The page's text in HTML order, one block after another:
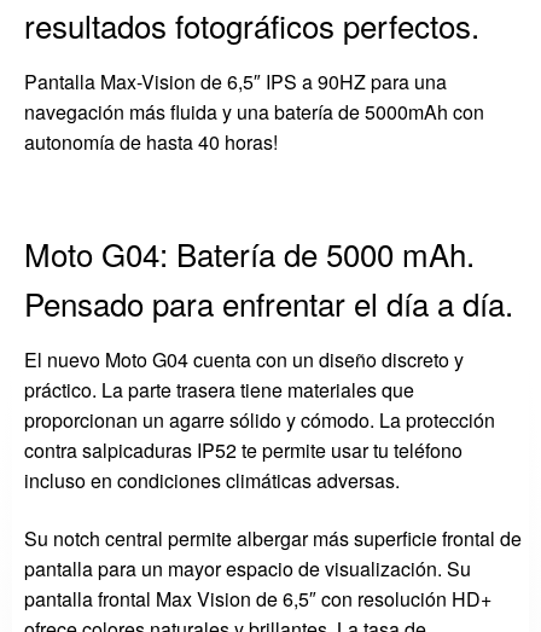
resultados fotográficos perfectos.
Pantalla Max-Vision de 6,5″ IPS a 90HZ para una
navegación más fluida y una batería de 5000mAh con
autonomía de hasta 40 horas!
Moto G04: Batería de 5000 mAh.
Pensado para enfrentar el día a día.
El nuevo Moto G04 cuenta con un diseño discreto y
práctico. La parte trasera tiene materiales que
proporcionan un agarre sólido y cómodo. La protección
contra salpicaduras IP52 te permite usar tu teléfono
incluso en condiciones climáticas adversas.
Su notch central permite albergar más superficie frontal de
pantalla para un mayor espacio de visualización. Su
pantalla frontal Max Vision de 6,5″ con resolución HD+